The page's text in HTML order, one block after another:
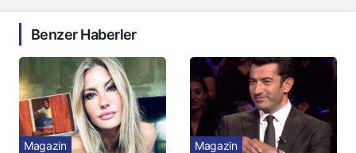
Benzer Haberler
Magazin Magazin